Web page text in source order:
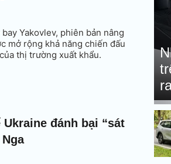
Yakovlev, phiên bản nâng
mở rộng khả năng chiến đấu
thị trường xuất khẩu.
đánh bại “sát